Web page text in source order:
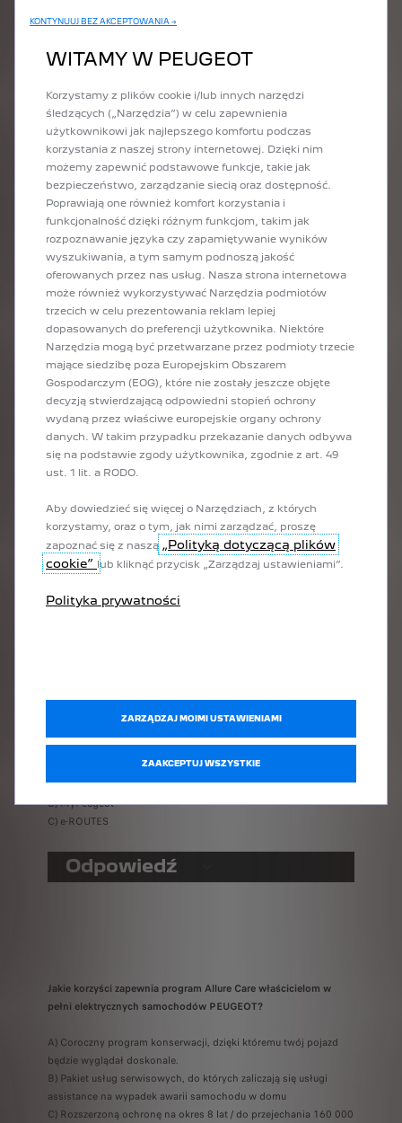
Jaka instalacja jest zalecana do ładowania elektrycznego
samochodu w domu?
A) Wzmocnione gniazdo domowe
B) Stacja ładowania Wallbox
C) Standardowe gniazdko do ładowania
Odpowiedź
Jaki procent właścicieli pojazdów elektrycznych ładuje je w
domu?
A) 83%
B) 70%
C) 88%
Odpowiedź
Której z aplikacji mobilnych, między innymi, można użyć do
PEUGEOT?
A) Connect You
B) MyPeugeot
C) e-ROUTES
Odpowiedź
Jakie korzyści zapewnia program Allure Care właścicielom w
pełni elektrycznych samochodów PEUGEOT?
A) Coroczny program konserwacji, dzięki któremu twój pojazd
będzie wyglądał doskonale.
B) Pakiet usług serwisowych, do których zaliczają się usługi
assistance na wypadek awarii samochodu w domu
C) Rozszerzoną ochronę na okres 8 lat / do przejechania 160 000
KONTYNUUJ BEZ AKCEPTOWANIA →
WITAMY W PEUGEOT
Korzystamy z plików cookie i/lub innych narzędzi
śledzących („Narzędzia”) w celu zapewnienia
użytkownikowi jak najlepszego komfortu podczas
korzystania z naszej strony internetowej. Dzięki nim
możemy zapewnić podstawowe funkcje, takie jak
bezpieczeństwo, zarządzanie siecią oraz dostępność.
Poprawiają one również komfort korzystania i
funkcjonalność dzięki różnym funkcjom, takim jak
rozpoznawanie języka czy zapamiętywanie wyników
wyszukiwania, a tym samym podnoszą jakość
oferowanych przez nas usług. Nasza strona internetowa
może również wykorzystywać Narzędzia podmiotów
trzecich w celu prezentowania reklam lepiej
dopasowanych do preferencji użytkownika. Niektóre
Narzędzia mogą być przetwarzane przez podmioty trzecie
mające siedzibę poza Europejskim Obszarem
Gospodarczym (EOG), które nie zostały jeszcze objęte
decyzją stwierdzającą odpowiedni stopień ochrony
wydaną przez właściwe europejskie organy ochrony
danych. W takim przypadku przekazanie danych odbywa
się na podstawie zgody użytkownika, zgodnie z art. 49
ust. 1 lit. a RODO.
Aby dowiedzieć się więcej o Narzędziach, z których
korzystamy, oraz o tym, jak nimi zarządzać, proszę
zapoznać się z naszą „Polityką dotyczącą plików
cookie” lub kliknąć przycisk „Zarządzaj ustawieniami”.
Polityka prywatności
ZARZĄDZAJ MOIMI USTAWIENIAMI
ZAAKCEPTUJ WSZYSTKIE